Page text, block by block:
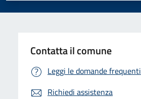
Contatta il comune
Leggi le domande frequenti
Richiedi assistenza